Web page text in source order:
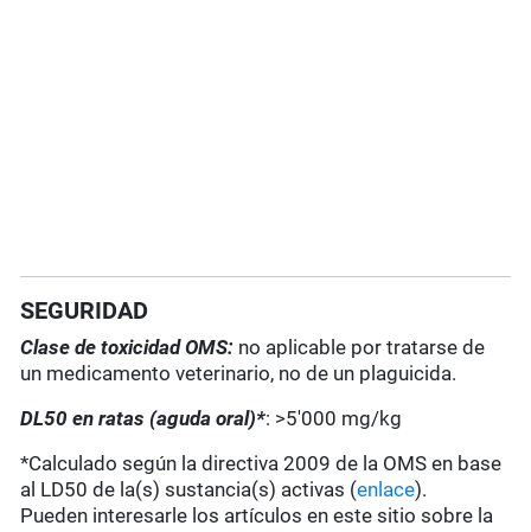
SEGURIDAD
Clase de toxicidad OMS: no aplicable por tratarse de
un medicamento veterinario, no de un plaguicida.
DL50 en ratas (aguda oral)*: >5'000 mg/kg
*Calculado según la directiva 2009 de la OMS en base
al LD50 de la(s) sustancia(s) activas (enlace).
Pueden interesarle los artículos en este sitio sobre la